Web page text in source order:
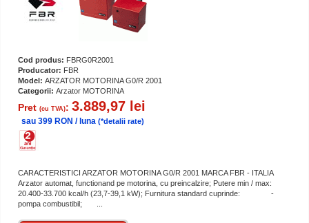
Cod produs: FBRG0R2001
Producator: FBR
Model: ARZATOR MOTORINA G0/R 2001
Categorii: Arzator MOTORINA
Pret (cu TVA): 3.889,97 lei
sau 399 RON / luna (*detalii rate)
CARACTERISTICI ARZATOR MOTORINA G0/R 2001 MARCA FBR - ITALIA
Arzator automat, functionand pe motorina, cu preincalzire; Putere min / max:
20.400-33.700 kcal/h (23,7-39,1 kW); Furnitura standard cuprinde: -
pompa combustibil; ...